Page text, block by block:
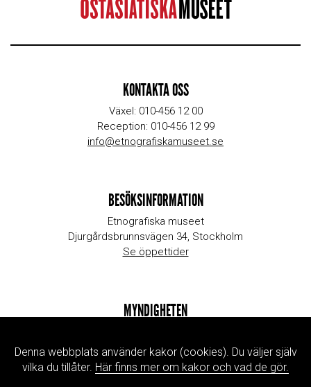
Denna webbplats använder kakor (cookies). Du väljer själv
vilka du tillåter. Här finns mer om kakor och vad de gör.
KONTAKTA OSS
Växel: 010-456 12 00
Reception: 010-456 12 99
info@etnografiskamuseet.se
BESÖKSINFORMATION
Etnografiska museet
Djurgårdsbrunnsvägen 34, Stockholm
Se öppettider
MYNDIGHETEN
Jobb & praktik
Press